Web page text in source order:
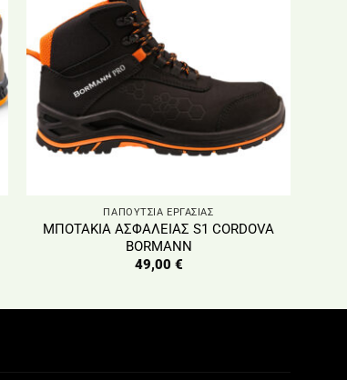
ΠΑΠΟΥΤΣΙΑ ΕΡΓΑΣΙΑΣ
ΜΠΟΤΑΚΙΑ ΑΣΦΑΛΕΙΑΣ S1 CORDOVA
BORMANN
49,00 €